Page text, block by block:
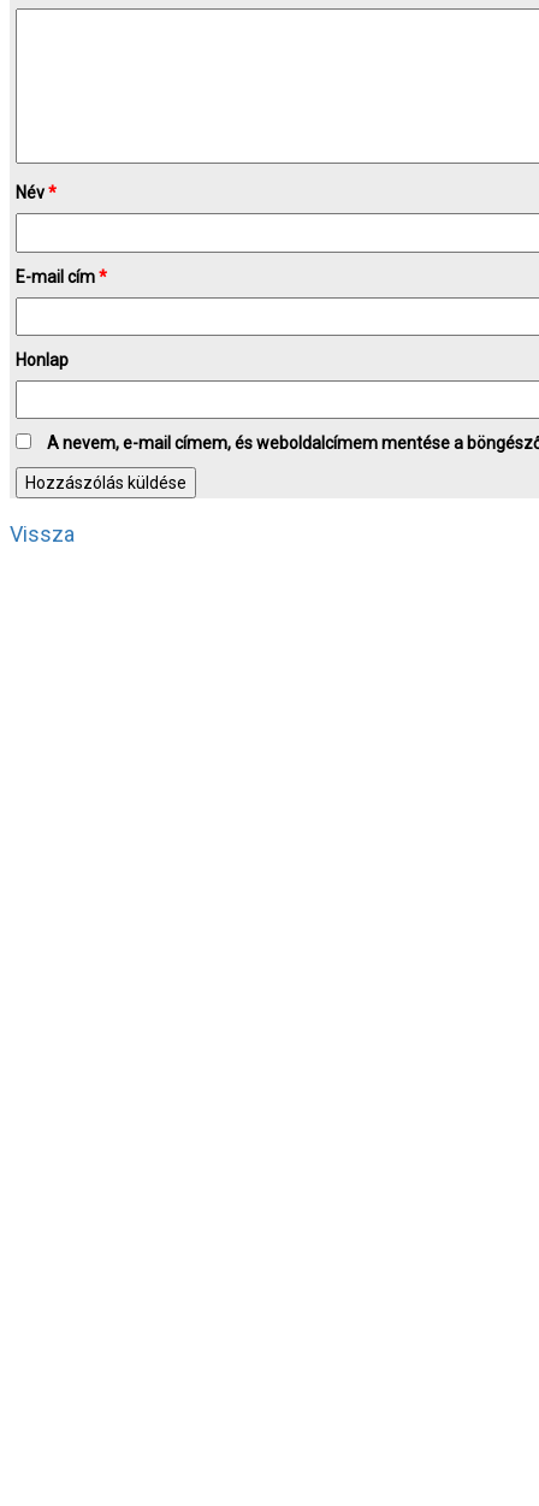
Név*
E-mail cím*
Honlap
A nevem, e-mail címem, és weboldalcímem mentése a
Vissza